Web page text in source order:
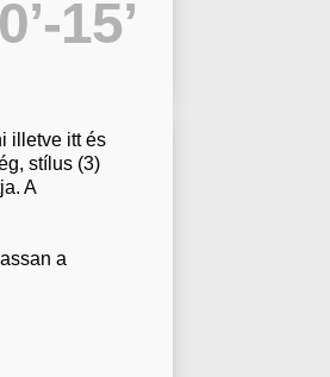
15’
illetve itt és
stílus (3)
A
a